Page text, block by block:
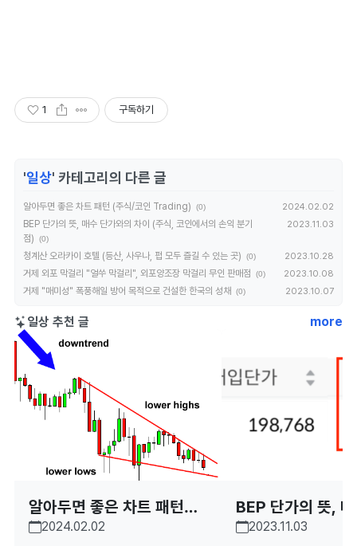
1 구독하기
'일상' 카테고리의 다른 글
알아두면 좋은 차트 패턴 (주식/코인 Trading) (0) 2024.02.02
BEP 단가의 뜻, 매수 단가와의 차이 (주식, 코인에서의 손익 분기
점)
(0)
2023.11.03
청계산 오라카이 호텔 (등산, 사우나, 펍 모두 즐길 수 있는 곳) (0) 2023.10.28
거제 외포 막걸리 "얼쑤 막걸리", 외포양조장 막걸리 무인 판매점 (0) 2023.10.08
거제 "매미성" 폭풍해일 방어 목적으로 건설한 한국의 성채 (0) 2023.10.07
일상 추천 글 more
알아두면 좋은 차트 패턴
(주식/코인 Trading)
2024.02.02
BEP 단가의 뜻,
와의 차이 (주식,
2023.11.03